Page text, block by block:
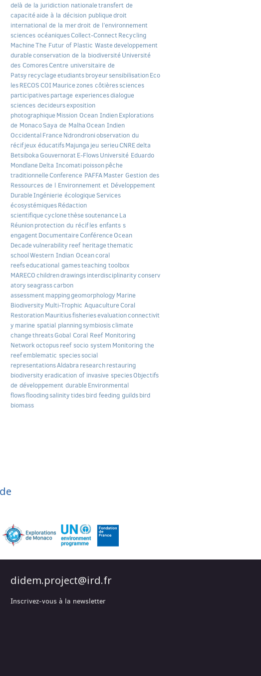
delà de la juridiction nationaletransfert de
capacitéaide à la décision publiquedroit
international de la merdroit de l’environnement
sciences océaniquesCollect-ConnectRecycling
MachineThe Futur of Plastic Wastedeveloppement
durableconservation de la biodiversitéUniversité
des ComoresCentre universitaire de
Patsy recyclageetudiantsbroyeursensibilisationEco
lesRECOSCOIMauricezones côtièressciences
participativespartage experiencesdialogue
sciences decideursexposition
photographiqueMission Ocean IndienExplorations
de MonacoSaya de MalhaOcean Indien
OccidentalFranceNdrondroniobservation du
récifjeux éducatifsMajunga jeu serieuCNREdelta
BetsibokaGouvernoratE-FlowsUniversité Eduardo
MondlaneDelta Incomatipoissonpêche
traditionnelleConference PAFFAMaster Gestion des
Ressources de l Environnement et Développement
DurableIngénierie écologiqueServices
écosystémiquesRédaction
scientifiquecyclonethèsesoutenanceLa
Réunionprotection du récifles enfants s
engagentDocumentaireConférenceOcean
Decadevulnerability reef heritagethematic
schoolWestern Indian Oceancoral
reefseducational gamesteaching toolbox
MARECOchildrendrawingsinterdisciplinarityconserv
atory seagrasscarbon
assessmentmappinggeomorphology Marine
Biodiversity Multi-Trophic AquacultureCoral
RestorationMauritiusfisheriesevaluationconnectivit
y marine spatial planningsymbiosisclimate
changethreatsGobal Coral Reef Monitoring
Networkoctopusreef socio system Monitoring the
reefemblematic speciessocial
representationsAldabra researchrestauring
biodiversityeradication of invasive speciesObjectifs
de développement durableEnvironmental
flowsfloodingsalinitytidesbird feeding guildsbird
biomass
didem.project@ird.fr
Inscrivez-vous à la newsletter